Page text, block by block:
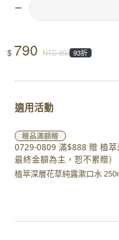
$ 790 NTD850 93折
適用活動
贈品滿額贈
0729-0809 滿$888 贈 植
最終金額為主，恕不累贈）
植萃深層花草純露漱口水